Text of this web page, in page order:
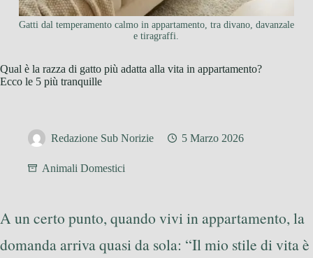
Gatti dal temperamento calmo in appartamento, tra divano, davanzale
e tiragraffi.
Qual è la razza di gatto più adatta alla vita in appartamento?
Ecco le 5 più tranquille
Redazione Sub Norizie 5 Marzo 2026
Animali Domestici
A un certo punto, quando vivi in appartamento, la
domanda arriva quasi da sola: “Il mio stile di vita è